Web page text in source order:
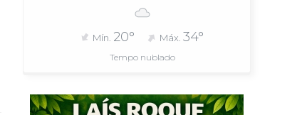
Mín. 20° Máx.34°
Tempo nublado